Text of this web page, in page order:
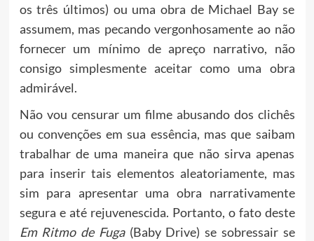
os três últimos) ou uma obra de Michael Bay se
assumem, mas pecando vergonhosamente ao não
fornecer um mínimo de apreço narrativo, não
consigo simplesmente aceitar como uma obra
admirável.
Não vou censurar um filme abusando dos clichês
ou convenções em sua essência, mas que saibam
trabalhar de uma maneira que não sirva apenas
para inserir tais elementos aleatoriamente, mas
sim para apresentar uma obra narrativamente
segura e até rejuvenescida. Portanto, o fato deste
Em Ritmo de Fuga(Baby Drive) se sobressair se